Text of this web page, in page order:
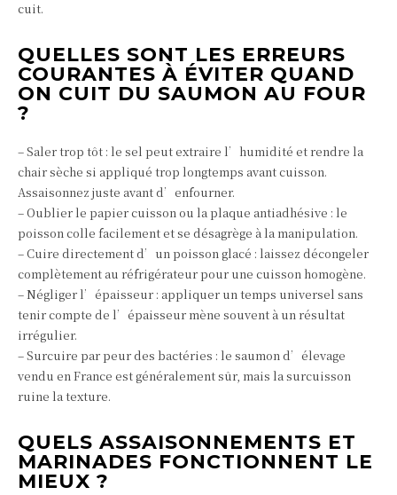
cuit.
QUELLES SONT LES ERREURS
COURANTES À ÉVITER QUAND
ON CUIT DU SAUMON AU FOUR
?
– Saler trop tôt : le sel peut extraire l’humidité et rendre la
chair sèche si appliqué trop longtemps avant cuisson.
Assaisonnez juste avant d’enfourner.
– Oublier le papier cuisson ou la plaque antiadhésive : le
poisson colle facilement et se désagrège à la manipulation.
– Cuire directement d’un poisson glacé : laissez décongeler
complètement au réfrigérateur pour une cuisson homogène.
– Négliger l’épaisseur : appliquer un temps universel sans
tenir compte de l’épaisseur mène souvent à un résultat
irrégulier.
– Surcuire par peur des bactéries : le saumon d’élevage
vendu en France est généralement sûr, mais la surcuisson
ruine la texture.
QUELS ASSAISONNEMENTS ET
MARINADES FONCTIONNENT LE
MIEUX ?